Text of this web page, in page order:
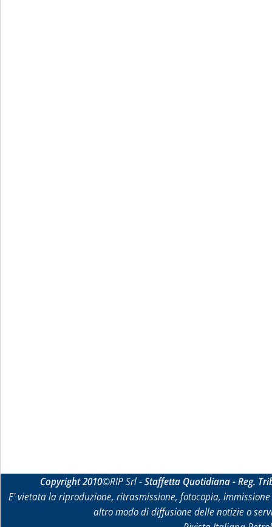
Copyright 2010©RIP Srl -Staffetta Quotidiana - Reg.
E' vietata la riproduzione, ritrasmissione, fotocopia,
altro modo di diffusione delle notizie o